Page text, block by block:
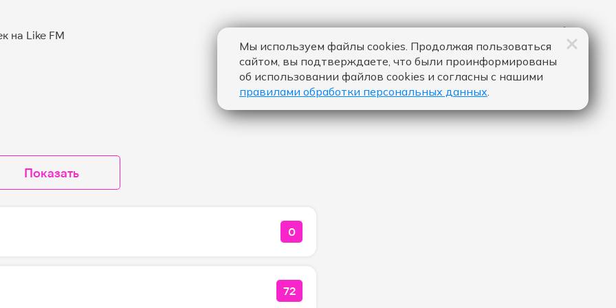
Показать
КОЛИЧЕСТВО ЛАЙКОВ ЗА "NICE TO MEET YOU - MYLES
0
КОЛИЧЕСТВО ЛАЙКОВ ЗА "СЛЕДУЙ ЗА МНОЙ - GAYANA &
72
Мы используем файлы cookies. Продолжая пользоваться
сайтом, вы подтверждаете, что были проинформированы
об использовании файлов cookies и согласны с нашими
правилами обработки персональных данных.